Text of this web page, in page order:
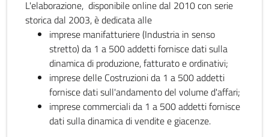
L'elaborazione, disponibile online dal 2010 con serie
storica dal 2003, è dedicata alle
imprese manifatturiere (Industria in senso
stretto) da 1 a 500 addetti fornisce dati sulla
dinamica di produzione, fatturato e ordinativi;
imprese delle Costruzioni da 1 a 500 addetti
fornisce dati sull'andamento del volume d'affari;
imprese commerciali da 1 a 500 addetti fornisce
dati sulla dinamica di vendite e giacenze.